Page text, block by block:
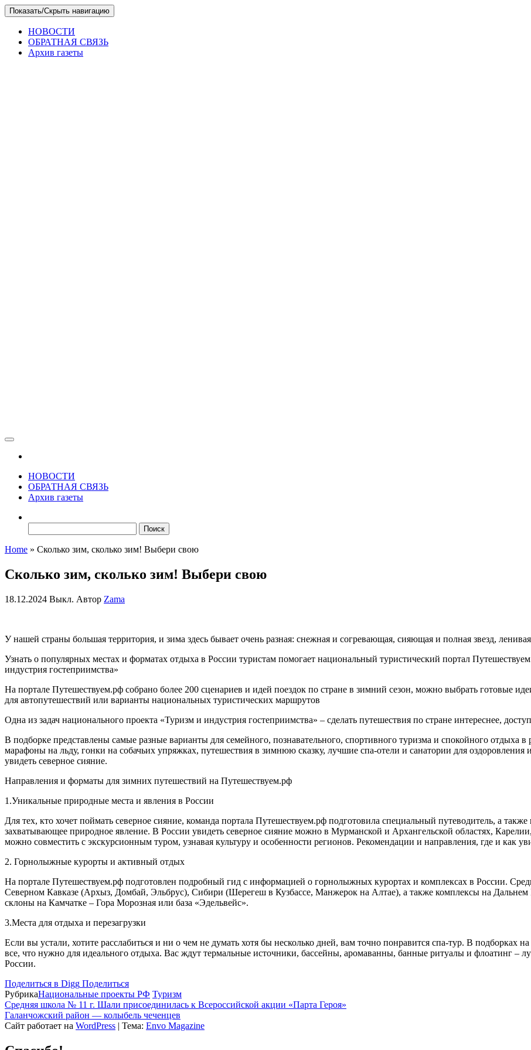
Skip
to
content
Показать/Скрыть навигацию
НОВОСТИ
ОБРАТНАЯ СВЯЗЬ
Архив газеты
НОВОСТИ
ОБРАТНАЯ СВЯЗЬ
Архив газеты
Home » Сколько зим, сколько зим! Выбери свою
Сколько зим, сколько зим! Выбери свою
18.12.2024 Выкл. Автор Zama
У нашей страны большая территория, и зима здесь бывает очень разная: снежная и согревающая, сияющая и полная звезд,
Узнать о популярных местах и форматах отдыха в России туристам помогает национальный туристический портал
индустрия гостеприимства»
На портале Путешествуем.рф собрано более 200 сценариев и идей поездок по стране в зимний сезон, можно выбрать готовые
для автопутешествий или варианты национальных туристических маршрутов
Одна из задач национального проекта «Туризм и индустрия гостеприимства» – сделать путешествия по стране интереснее,
В подборке представлены самые разные варианты для семейного, познавательного, спортивного туризма и спокойного отдыха
марафоны на льду, гонки на собачьих упряжках, путешествия в зимнюю сказку, лучшие спа-отели и санатории для оздоровления
увидеть северное сияние.
Направления и форматы для зимних путешествий на Путешествуем.рф
1.Уникальные природные места и явления в России
Для тех, кто хочет поймать северное сияние, команда портала Путешествуем.рф подготовила специальный путеводитель, а
захватывающее природное явление. В России увидеть северное сияние можно в Мурманской и Архангельской областях,
можно совместить с экскурсионным туром, узнавая культуру и особенности регионов. Рекомендации и направления, где и как
2. Горнолыжные курорты и активный отдых
На портале Путешествуем.рф подготовлен подробный гид с информацией о горнолыжных курортах и комплексах в России.
Северном Кавказе (Архыз, Домбай, Эльбрус), Сибири (Шерегеш в Кузбассе, Манжерок на Алтае), а также комплексы на
склоны на Камчатке – Гора Морозная или база «Эдельвейс».
3.Места для отдыха и перезагрузки
Если вы устали, хотите расслабиться и ни о чем не думать хотя бы несколько дней, вам точно понравится спа-тур. В подборках
все, что нужно для идеального отдыха. Вас ждут термальные источники, бассейны, аромаванны, банные ритуалы и флоатинг –
России.
Поделиться в Digg Поделиться
РубрикаНациональные проекты РФ Туризм
Средняя школа № 11 г. Шали присоединилась к Всероссийской акции «Парта Героя»
Галанчожский район — колыбель чеченцев
Сайт работает на WordPress | Тема: Envo Magazine